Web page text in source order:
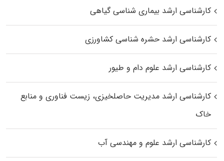
کارشناسی ارشد بیماری‌ شناسی گیاهی
کارشناسی ارشد حشره‌ شناسی کشاورزی
کارشناسی ارشد علوم دام و طیور
کارشناسی ارشد مدیریت حاصلخیزی، زیست فناوری و منابع
خاک
کارشناسی ارشد علوم و مهندسی آب